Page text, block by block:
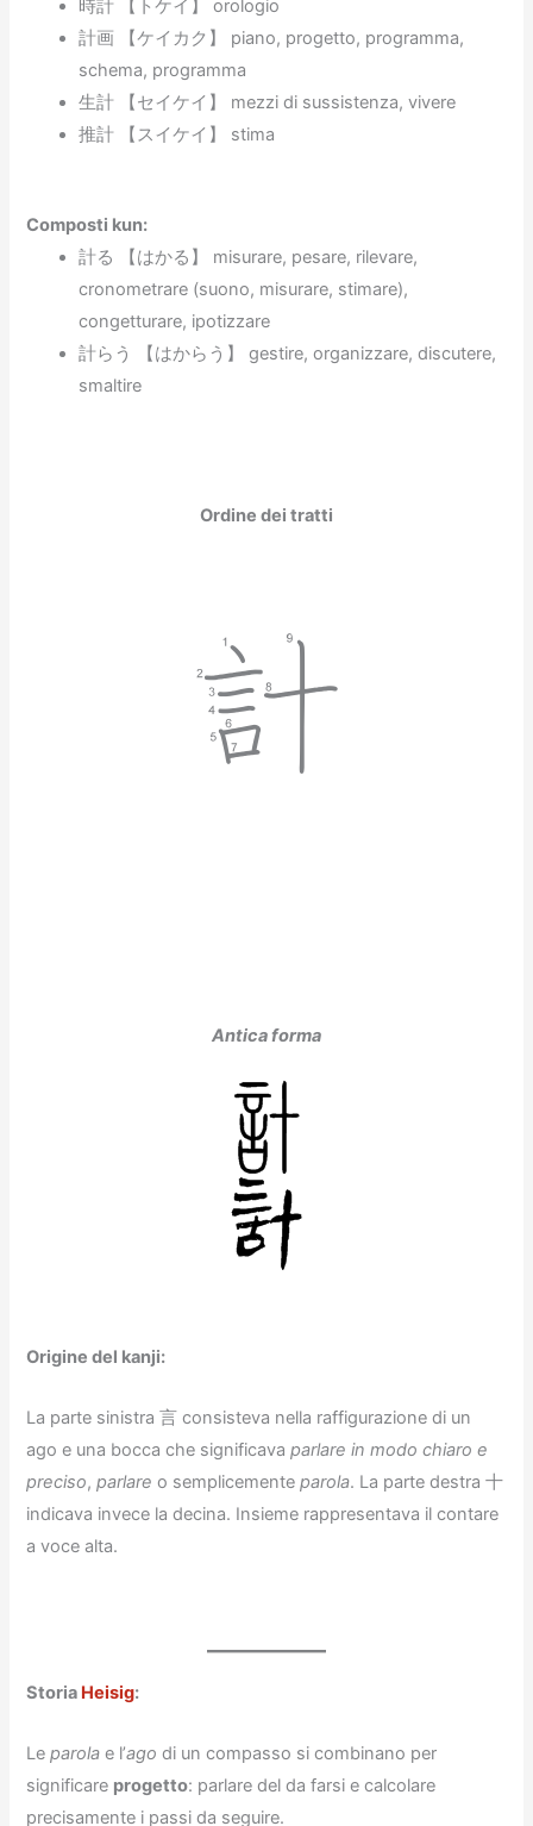
時計 【トケイ】 orologio
計画 【ケイカク】 piano, progetto, programma,
schema, programma
生計 【セイケイ】 mezzi di sussistenza, vivere
推計 【スイケイ】 stima
Composti kun:
計る 【はかる】 misurare, pesare, rilevare,
cronometrare (suono, misurare, stimare),
congetturare, ipotizzare
計らう 【はからう】 gestire, organizzare, discutere,
smaltire
Ordine dei tratti
計
Antica forma
Origine del kanji:
La parte sinistra 言 consisteva nella raffigurazione di un
ago e una bocca che significavaparlare in modo chiaro e
preciso,parlare o semplicementeparola. La parte destra 十
indicava invece la decina. Insieme rappresentava il contare
a voce alta.
Storia Heisig:
Leparola e l’ago di un compasso si combinano per
significare progetto: parlare del da farsi e calcolare
precisamente i passi da seguire.